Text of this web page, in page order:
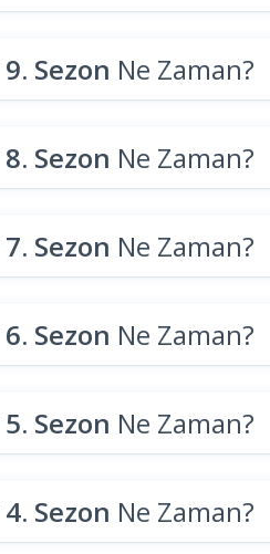
9. Sezon Ne Zaman?
8. Sezon Ne Zaman?
7. Sezon Ne Zaman?
6. Sezon Ne Zaman?
5. Sezon Ne Zaman?
4. Sezon Ne Zaman?